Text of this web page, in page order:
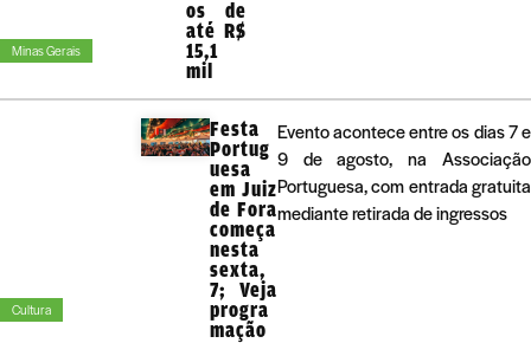
Minas Gerais
os de
até R$
15,1
mil
Cultura
Festa
Portug
uesa
em Juiz
de Fora
começa
nesta
sexta,
7; Veja
progra
mação
Evento acontece entre os dias 7 e
9 de agosto, na Associação
Portuguesa, com entrada gratuita
mediante retirada de ingressos